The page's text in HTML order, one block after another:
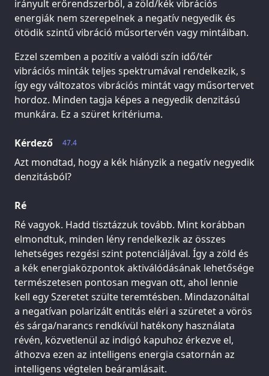
irányult erőrendszerből, a zöld/kék vibrációs
energiák nem szerepelnek a negatív negyedik és
ötödik szintű vibráció műsortervén vagy mintáiban.
Ezzel szemben a pozitív a valódi szín idő/tér
vibrációs minták teljes spektrumával rendelkezik, s
így egy változatos vibrációs mintát vagy műsortervet
hordoz. Minden tagja képes a negyedik denzitású
munkára. Ez a szüret kritériuma.
47.4
Kérdező
Azt mondtad, hogy a kék hiányzik a negatív negyedik
denzitásból?
Ré
Ré vagyok. Hadd tisztázzuk tovább. Mint korábban
elmondtuk, minden lény rendelkezik az összes
lehetséges rezgési szint potenciáljával. Így a zöld és
a kék energiaközpontok aktiválódásának lehetősége
természetesen pontosan megvan ott, ahol lennie
kell egy Szeretet szülte teremtésben. Mindazonáltal
a negatívan polarizált entitás eléri a szüretet a vörös
és sárga/narancs rendkívül hatékony használata
révén, közvetlenül az indigó kapuhoz érkezve el,
áthozva ezen az intelligens energia csatornán az
intelligens végtelen beáramlásait.